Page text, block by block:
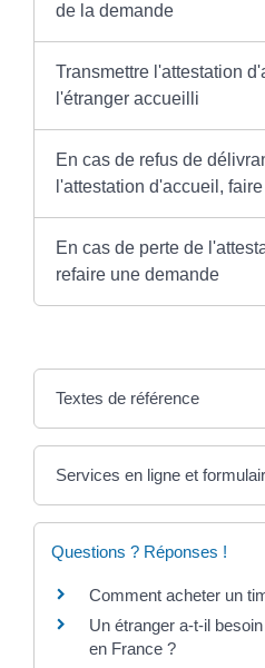
de la demande
Transmettre l'attestation
l'étranger accueilli
En cas de refus de
l'attestation d'accueil,
En cas de perte de
refaire une demande
Textes de référence
Services en ligne et
Questions ? Réponses !
Comment acheter un
Un étranger a-t-il
en France ?